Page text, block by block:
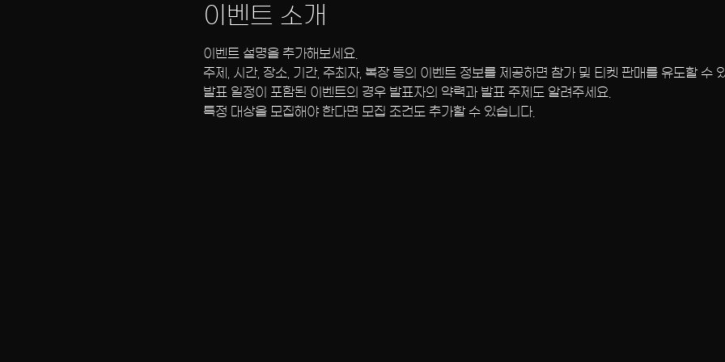
이벤트 소개
이벤트 설명을 추가해보세요.
주제, 시간, 장소, 기간, 주최자, 복장 등의 이벤트 정보를 제공하면 참가 및 티켓 판매를 유도할 수
발표 일정이 포함된 이벤트의 경우 발표자의 약력과 발표 주제도 알려주세요.
특정 대상을 모집해야 한다면 모집 조건도 추가할 수 있습니다.